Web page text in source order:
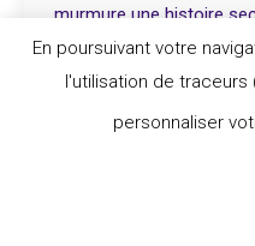
murmure une histoire
levez la tête et fermez
le chant fiévreux des
En poursuivant votre
l'utilisation de
personnaliser